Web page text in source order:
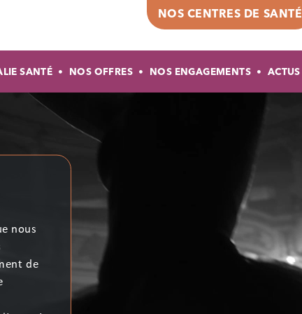
Top header
NOS CENTRES DE SANTÉ
SANTÉ NOS OFFRES NOS ENGAGEMENTS ACTUS